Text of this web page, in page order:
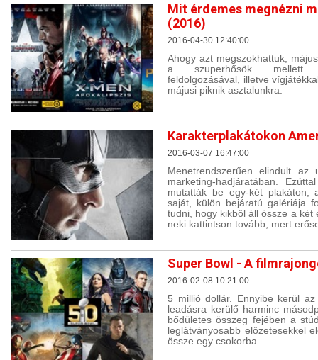
Mit érdemes megnézni
(2016)
2016-04-30 12:40:00
Ahogy azt megszokhattuk,
a szuperhősök mellett
feldolgozásával, illetve
májusi piknik asztalunkra.
Karakterplakátokon
2016-03-07 16:47:00
Menetrendszerűen elindult az
marketing-hadjáratában.
mutatták be egy-két plakáton,
saját, külön bejáratú galériája
tudni, hogy kikből áll össze a két
neki kattintson tovább, mert
Super Bowl - A
2016-02-08 10:21:00
5 millió dollár. Ennyibe kerül
leadásra kerülő harminc
bődületes összeg fejében a
leglátványosabb előzetesekkel
össze egy csokorba.